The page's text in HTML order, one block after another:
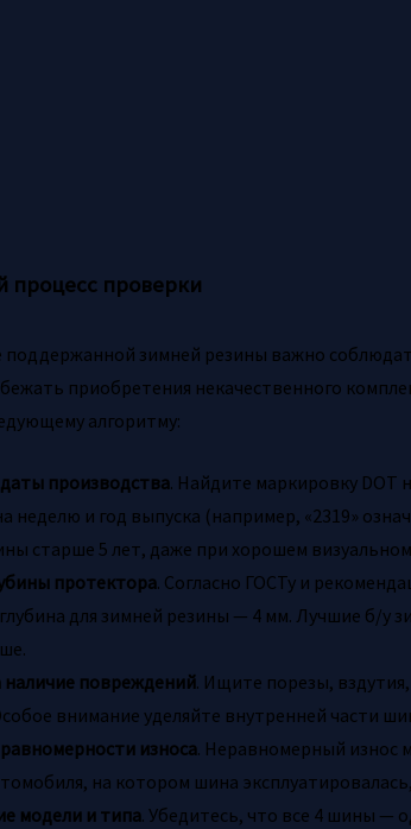
процесс проверки
поддержанной зимней резины важно
приобретения некачественного
алгоритму:
производства. Найдите маркировку
неделю и год выпуска (например, «2319»
старше 5 лет, даже при хорошем
протектора. Согласно ГОСТу и
для зимней резины — 4 мм. Лучшие б/
повреждений. Ищите порезы,
внимание уделяйте внутренней части
износа. Неравномерный износ
на котором шина
модели и типа. Убедитесь, что все 4 шины —